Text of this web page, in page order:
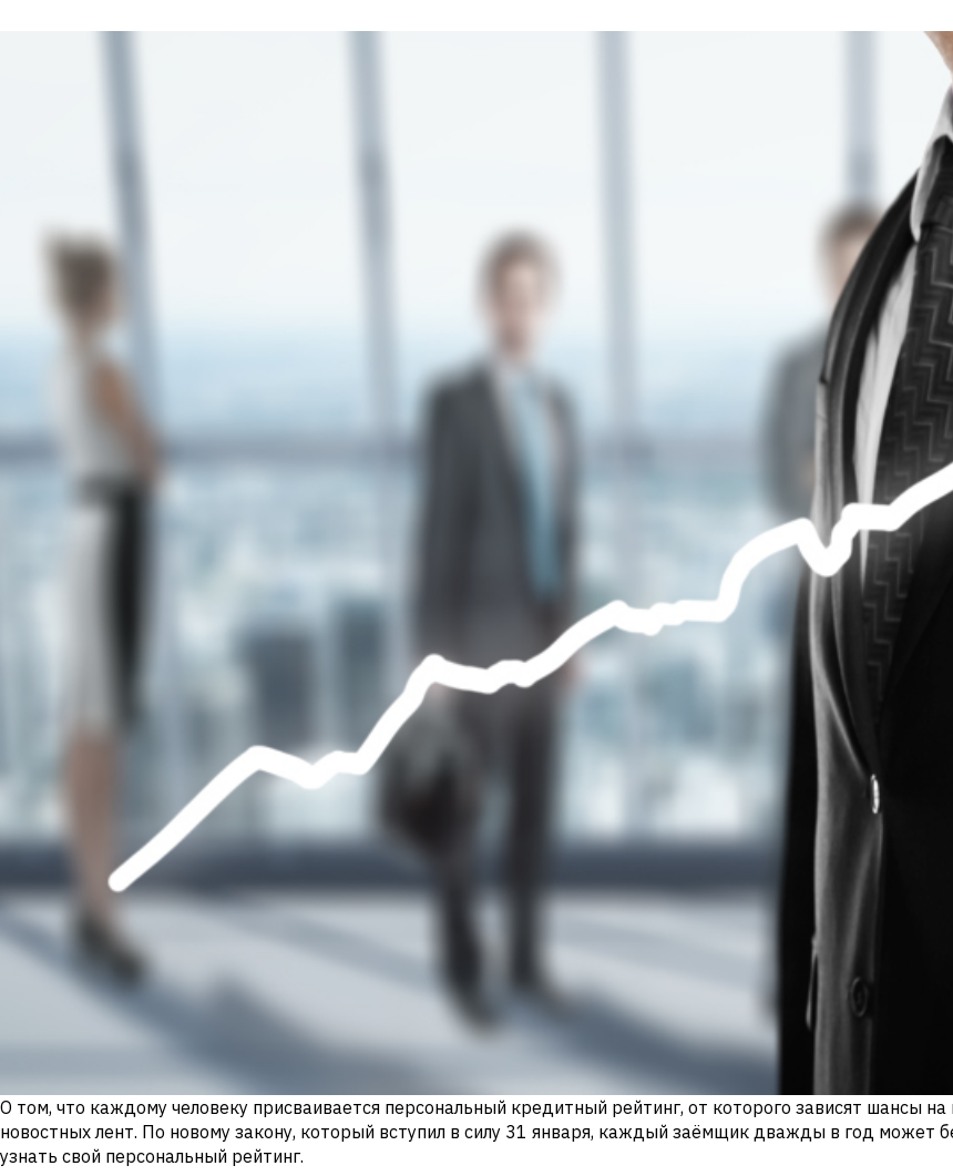
О том, что каждому человеку присваивается персональный кредитный рейтинг, от которого зависят шансы
новостных лент. По новому закону, который вступил в силу 31 января, каждый заёмщик дважды в год может
узнать свой персональный рейтинг.